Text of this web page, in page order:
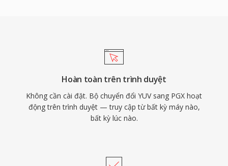
Hoàn toàn trên trình duyệt
Không cần cài đặt. Bộ chuyển đổi YUV sang PGX hoạt
động trên trình duyệt — truy cập từ bất kỳ máy nào,
bất kỳ lúc nào.